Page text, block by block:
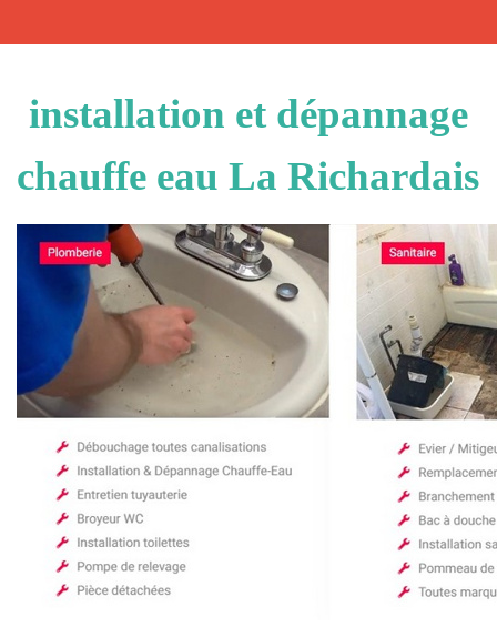
installation et dépannage
chauffe eau La Richardais